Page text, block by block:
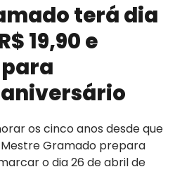
terá dia
19,90 e
os cinco anos desde que
Mestre Gramado prepara
o dia 26 de abril de